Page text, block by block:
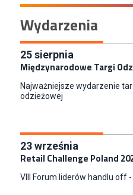
Specjalista/tka ds.
W.Kruk
Key Account Manager
Empik
Młodszy Specjalista ds.
Key Account Manager
Puccini
Wydarzenia
25sierpnia
Międzynarodowe Targi
Najważniejsze wydarzenie
odzieżowej
23września
Retail Challenge Poland
VIII Forum liderów handlu off -